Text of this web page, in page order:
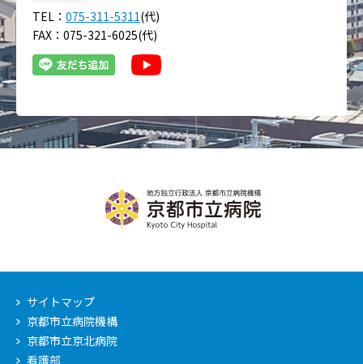
TEL： 075-311-5311(代)
FAX：075-321-6025(代)
サイトマップ
京都市立病院機構
京都市立京北病院
看護部